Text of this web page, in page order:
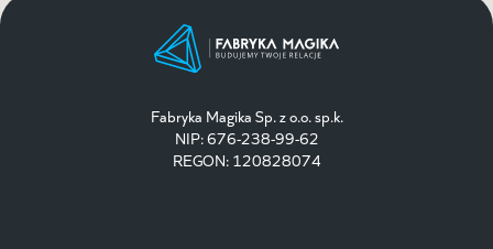
Fabryka Magika Sp. z o.o. sp.k.
NIP: 676-238-99-62
REGON: 120828074